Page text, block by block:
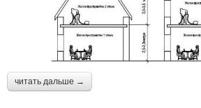
читать дальше →